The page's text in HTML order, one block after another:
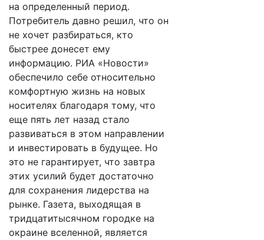
на определенный период.
Потребитель давно решил, что он
не хочет разбираться, кто
быстрее донесет ему
информацию. РИА «Новости»
обеспечило себе относительно
комфортную жизнь на новых
носителях благодаря тому, что
еще пять лет назад стало
развиваться в этом направлении
и инвестировать в будущее. Но
это не гарантирует, что завтра
этих усилий будет достаточно
для сохранения лидерства на
рынке. Газета, выходящая в
тридцатитысячном городке на
окраине вселенной, является